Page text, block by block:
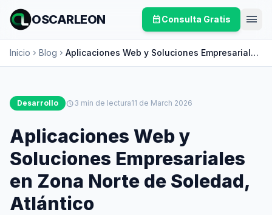
OSCARLEON calendar_monthConsulta Gratis menu
Inicio chevron_right Blog chevron_right Aplicaciones Web y Soluciones Empresariales
en Zona Norte de Soledad, Atlántico
Desarrollo schedule3 min de lectura11 de March 2026
Aplicaciones Web y
Soluciones Empresariales
en Zona Norte de Soledad,
Atlántico